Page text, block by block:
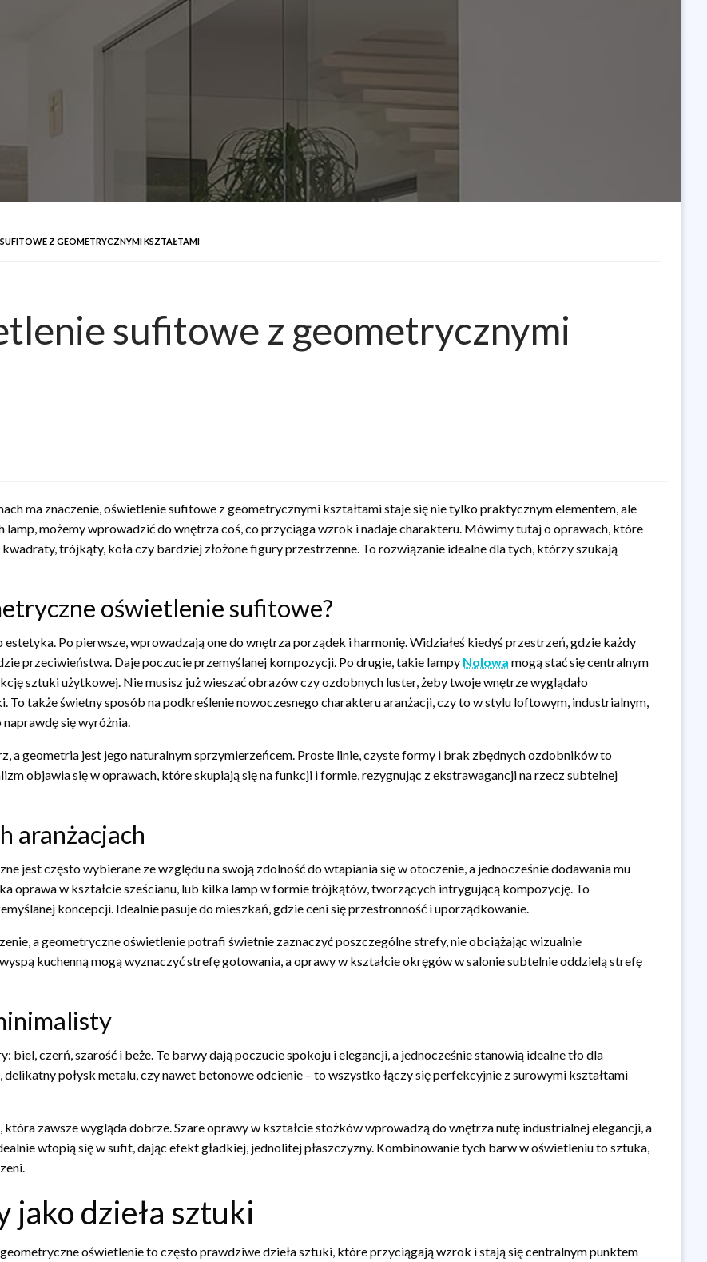
Z GEOMETRYCZNYMI KSZTAŁTAMI
sufitowe z geometrycznymi
ma znaczenie, oświetlenie sufitowe z geometrycznymi kształtami staje się nie tylko praktycznym elementem, ale
możemy wprowadzić do wnętrza coś, co przyciąga wzrok i nadaje charakteru. Mówimy tutaj o oprawach, które
trójkąty, koła czy bardziej złożone figury przestrzenne. To rozwiązanie idealne dla tych, którzy szukają
oświetlenie sufitowe?
Po pierwsze, wprowadzają one do wnętrza porządek i harmonię. Widziałeś kiedyś przestrzeń, gdzie każdy
przeciwieństwa. Daje poczucie przemyślanej kompozycji. Po drugie, takie lampy Nolowa mogą stać się centralnym
sztuki użytkowej. Nie musisz już wieszać obrazów czy ozdobnych luster, żeby twoje wnętrze wyglądało
To także świetny sposób na podkreślenie nowoczesnego charakteru aranżacji, czy to w stylu loftowym, industrialnym,
się wyróżnia.
a geometria jest jego naturalnym sprzymierzeńcem. Proste linie, czyste formy i brak zbędnych ozdobników to
objawia się w oprawach, które skupiają się na funkcji i formie, rezygnując z ekstrawagancji na rzecz subtelnej
aranżacjach
jest często wybierane ze względu na swoją zdolność do wtapiania się w otoczenie, a jednocześnie dodawania mu
oprawa w kształcie sześcianu, lub kilka lamp w formie trójkątów, tworzących intrygującą kompozycję. To
koncepcji. Idealnie pasuje do mieszkań, gdzie ceni się przestronność i uporządkowanie.
a geometryczne oświetlenie potrafi świetnie zaznaczyć poszczególne strefy, nie obciążając wizualnie
kuchenną mogą wyznaczyć strefę gotowania, a oprawy w kształcie okręgów w salonie subtelnie oddzielą strefę
czerń, szarość i beże. Te barwy dają poczucie spokoju i elegancji, a jednocześnie stanowią idealne tło dla
połysk metalu, czy nawet betonowe odcienie – to wszystko łączy się perfekcyjnie z surowymi kształtami
zawsze wygląda dobrze. Szare oprawy w kształcie stożków wprowadzą do wnętrza nutę industrialnej elegancji, a
wtopią się w sufit, dając efekt gładkiej, jednolitej płaszczyzny. Kombinowanie tych barw w oświetleniu to sztuka,
jako dzieła sztuki
oświetlenie to często prawdziwe dzieła sztuki, które przyciągają wzrok i stają się centralnym punktem